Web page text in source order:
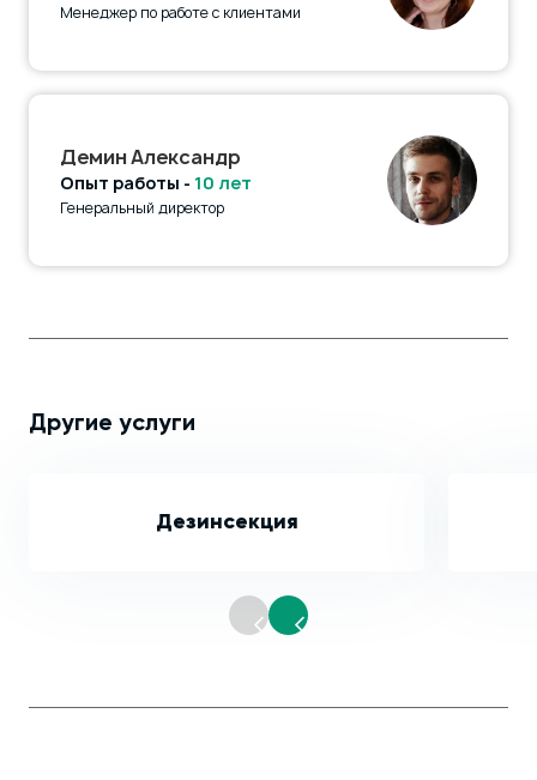
Менеджер по работе с клиентами
Демин Александр
Опыт работы - 10 лет
Генеральный директор
Другие услуги
Дезинсекция